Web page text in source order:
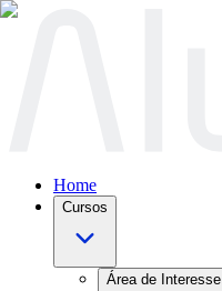
Home
Cursos
Área de Interesse